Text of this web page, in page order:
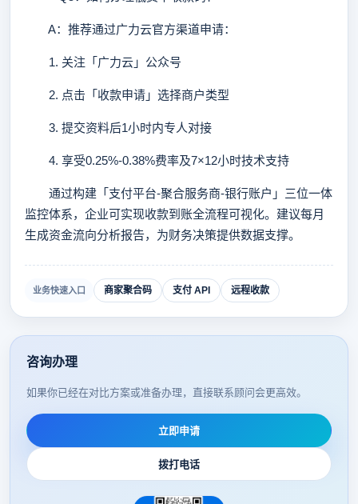
A：推荐通过广力云官方渠道申请：
1. 关注「广力云」公众号
2. 点击「收款申请」选择商户类型
3. 提交资料后1小时内专人对接
4. 享受0.25%-0.38%费率及7×12小时技术支持
通过构建「支付平台-聚合服务商-银行账户」三位一体
监控体系，企业可实现收款到账全流程可视化。建议每月
生成资金流向分析报告，为财务决策提供数据支撑。
业务快速入口 商家聚合码 支付 API 远程收款
咨询办理
如果你已经在对比方案或准备办理，直接联系顾问会更高效。
立即申请
拨打电话